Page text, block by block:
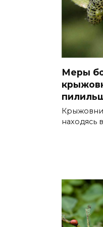
Меры
находясь